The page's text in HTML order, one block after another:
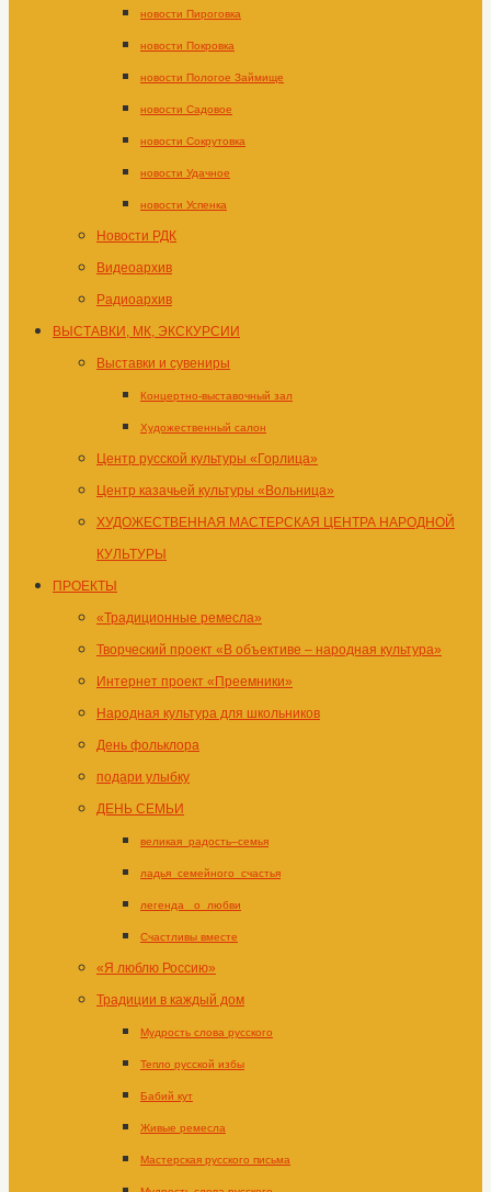
новости Пироговка
новости Покровка
новости Пологое Займище
новости Садовое
новости Сокрутовка
новости Удачное
новости Успенка
Новости РДК
Видеоархив
Радиоархив
ВЫСТАВКИ, МК, ЭКСКУРСИИ
Выставки и сувениры
Концертно-выставочный зал
Художественный салон
Центр русской культуры «Горлица»
Центр казачьей культуры «Вольница»
ХУДОЖЕСТВЕННАЯ МАСТЕРСКАЯ ЦЕНТРА НАРОДНОЙ
КУЛЬТУРЫ
ПРОЕКТЫ
«Традиционные ремесла»
Творческий проект «В объективе – народная культура»
Интернет проект «Преемники»
Народная культура для школьников
День фольклора
подари улыбку
ДЕНЬ СЕМЬИ
великая_радость–семья
ладья_семейного_счастья
легенда _о_любви
Счастливы вместе
«Я люблю Россию»
Традиции в каждый дом
Мудрость слова русского
Тепло русской избы
Бабий кут
Живые ремесла
Мастерская русского письма